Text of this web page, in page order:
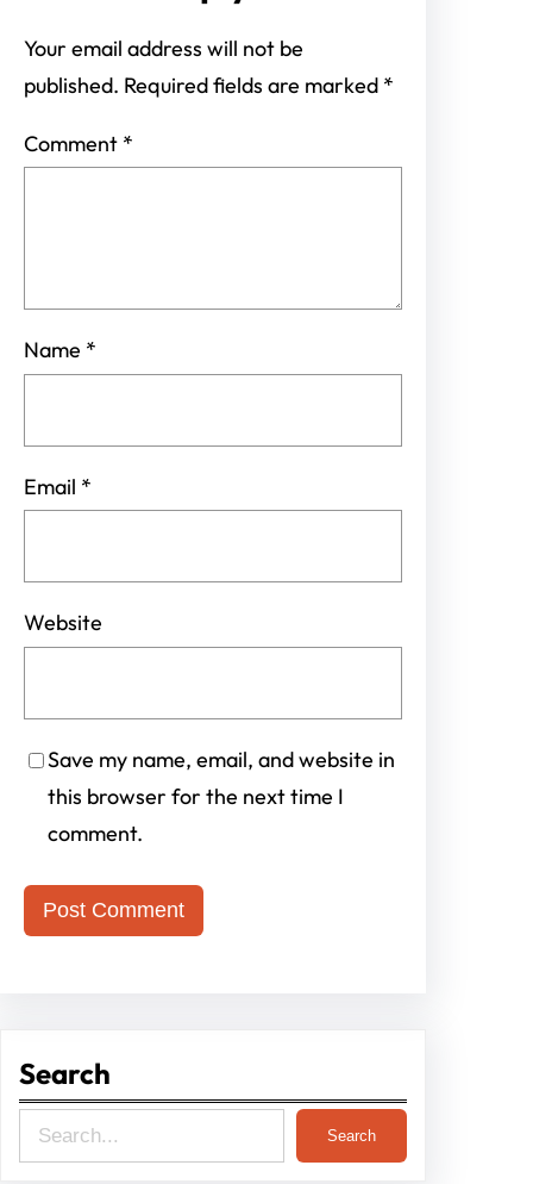
Your email address will not be
published. Required fields are marked *
Comment *
Name *
Email *
Website
Save my name, email, and website in
this browser for the next time I
comment.
Search
e
Search